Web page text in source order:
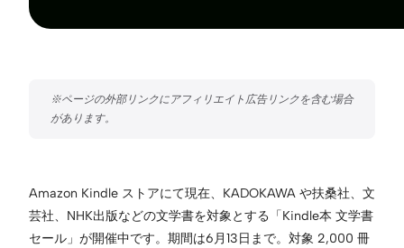
Amazon Kindle ストアにて現在、KADOKAWA や扶桑社、文
芸社、NHK出版などの文学書を対象とする「Kindle本 文学書
セール」が開催中です。期間は6月13日まで。対象 2,000 冊